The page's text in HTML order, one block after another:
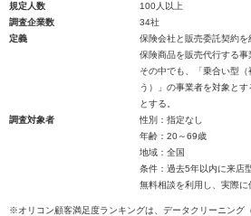
規定人数
100人以上
調査企業数
34社
定義
保険会社と販売委託契約
保険商品を販売代行する事
その中でも、「乗合い型
う）」の事業者を対象と
とする。
調査対象者
性別：指定なし
年齢：20～69歳
地域：全国
条件：過去5年以内に来店
無料相談を利用し、実際に
※オリコン顧客満足度ランキングは、データクリーニング